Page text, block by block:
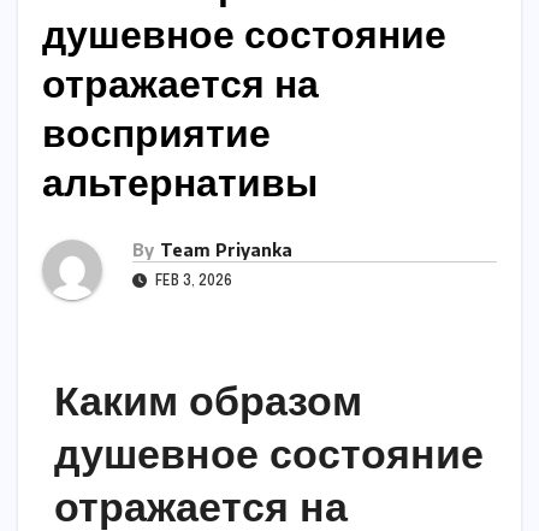
душевное состояние
отражается на
восприятие
альтернативы
By Team Priyanka
FEB 3, 2026
Каким образом
душевное состояние
отражается на